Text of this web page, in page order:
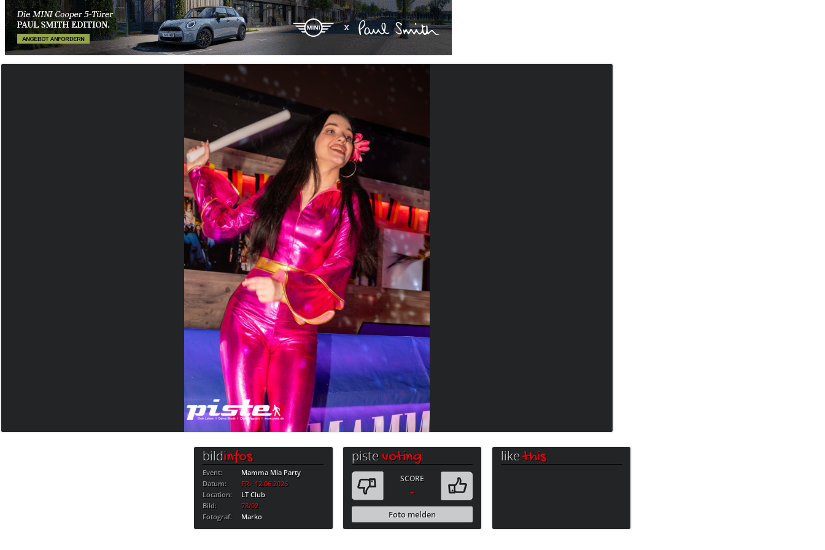
bildinfos
Event:
Mamma Mia Party
Datum:
FR · 12.06.2026
Location:
LT Club
Bild:
78/92
Fotograf:
Marko
pistevoting
SCORE
-
Foto melden
likethis